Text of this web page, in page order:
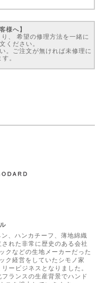
様へ】
り、 希望の修理方法を一緒に
ください。
。ご注文が無ければ未修理に
。
、ハンカチーフ、薄地綿織
れた非常に歴史のある会社
クなどの生地メーカーだった
ク経営をしていたシモノ家
ービジネスとなりました。
ランスの生産背景でハンド